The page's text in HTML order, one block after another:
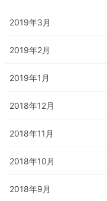
2019年3月
2019年2月
2019年1月
2018年12月
2018年11月
2018年10月
2018年9月